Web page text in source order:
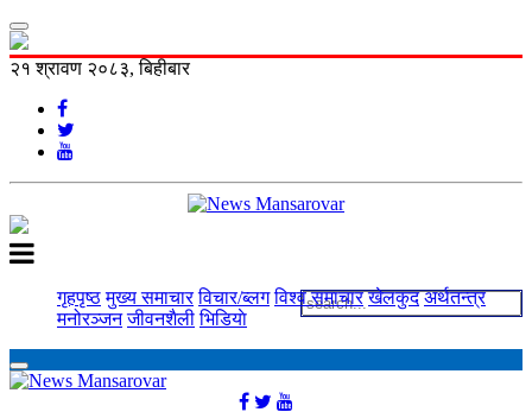
२१ श्रावण २०८३, बिहीबार
गृहपृष्ठ मुख्य समाचार विचार/ब्लग विश्व समाचार खेलकुद अर्थतन्त्र
मनोरञ्‍जन जीवनशैली भिडियाे